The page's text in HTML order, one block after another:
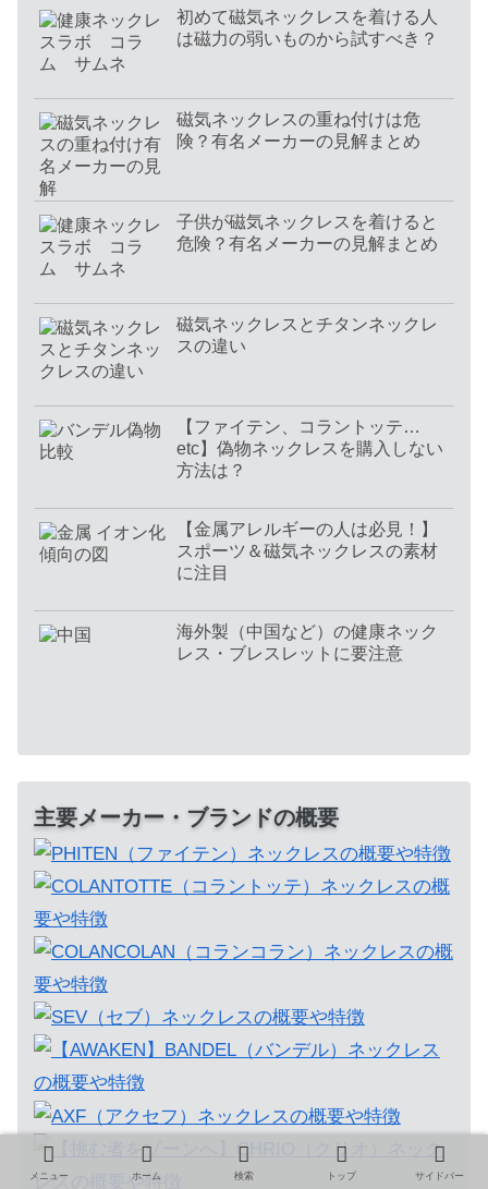
初めて磁気ネックレスを着ける人
は磁力の弱いものから試すべき？
磁気ネックレスの重ね付けは危
険？有名メーカーの見解まとめ
子供が磁気ネックレスを着けると
危険？有名メーカーの見解まとめ
磁気ネックレスとチタンネックレ
スの違い
【ファイテン、コラントッテ…
etc】偽物ネックレスを購入しない
方法は？
【金属アレルギーの人は必見！】
スポーツ＆磁気ネックレスの素材
に注目
海外製（中国など）の健康ネック
レス・ブレスレットに要注意
主要メーカー・ブランドの概要
メニュー ホーム 検索 トップ サイドバー